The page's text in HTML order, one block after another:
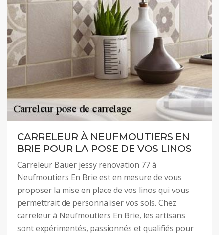
CARRELEUR À NEUFMOUTIERS EN
BRIE POUR LA POSE DE VOS LINOS
Carreleur Bauer jessy renovation 77 à
Neufmoutiers En Brie est en mesure de vous
proposer la mise en place de vos linos qui vous
permettrait de personnaliser vos sols. Chez
carreleur à Neufmoutiers En Brie, les artisans
sont expérimentés, passionnés et qualifiés pour